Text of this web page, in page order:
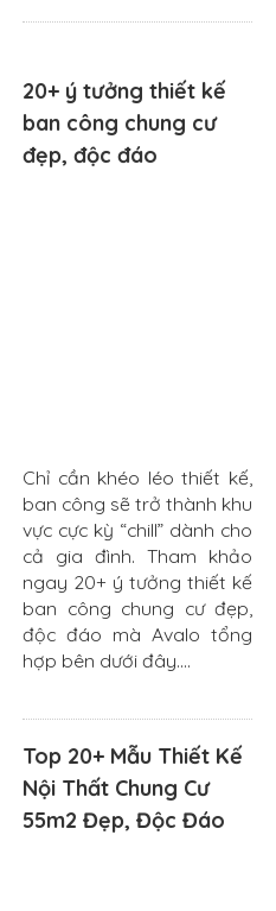
20+ ý tưởng thiết kế
ban công chung cư
đẹp, độc đáo
Chỉ cần khéo léo thiết kế,
ban công sẽ trở thành khu
vực cực kỳ “chill” dành cho
cả gia đình. Tham khảo
ngay 20+ ý tưởng thiết kế
ban công chung cư đẹp,
độc đáo mà Avalo tổng
hợp bên dưới đây....
Top 20+ Mẫu Thiết Kế
Nội Thất Chung Cư
55m2 Đẹp, Độc Đáo